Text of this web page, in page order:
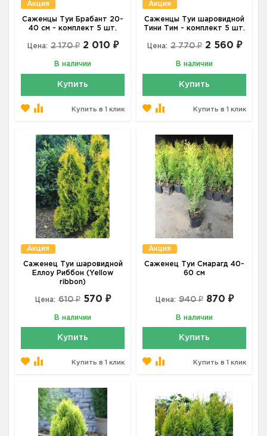
Акция
Саженцы Туи Брабант 20-
40 см - комплект 5 шт.
Цена: 2 170 ₽ 2 010 ₽
В наличии
Купить
Купить в 1 клик
Акция
Саженцы Туи шаровидной
Тини Тим - комплект 5 шт.
Цена: 2 770 ₽ 2 560 ₽
В наличии
Купить
Купить в 1 клик
Акция
Саженец Туи шаровидной
Еллоу Риббон (Yellow
ribbon)
Цена: 610 ₽ 570 ₽
В наличии
Купить
Купить в 1 клик
Акция
Саженец Туи Смарагд 40-
60 см
Цена: 940 ₽ 870 ₽
В наличии
Купить
Купить в 1 клик